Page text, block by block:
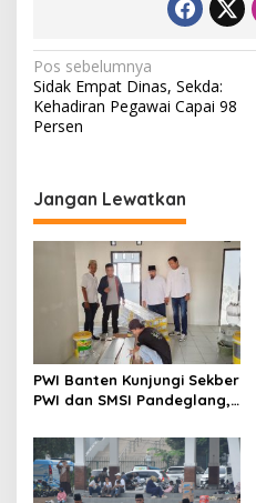
N
a
v
g
a
s
Pos sebelumnya
Sidak Empat Dinas, Sekda:
Kehadiran Pegawai Capai 98
Persen
Jangan Lewatkan
PWI Banten Kunjungi Sekber
PWI dan SMSI Pandeglang,
Konferensi Organisasi